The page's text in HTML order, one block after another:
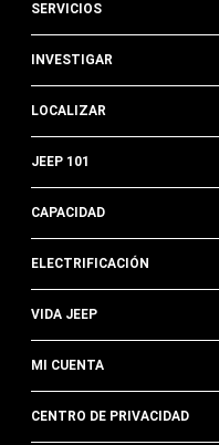
SERVICIOS
INVESTIGAR
LOCALIZAR
JEEP 101
CAPACIDAD
ELECTRIFICACIÓN
VIDA JEEP
MI CUENTA
CENTRO DE PRIVACIDAD